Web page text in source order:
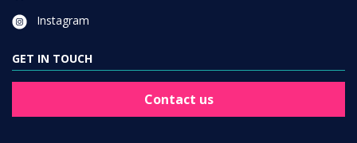
Instagram
GET IN TOUCH
Contact us